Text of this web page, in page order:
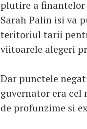
plutire a finantelor
Sarah Palin isi va
teritoriul tarii
viitoarele alegeri
Dar punctele
guvernator era
de profunzime si